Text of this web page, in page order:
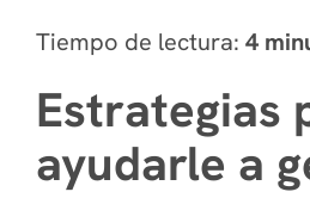
Tiempo de lectura: 4
Estrategias
ayudarle a